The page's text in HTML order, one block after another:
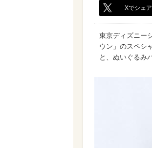
Xでシェア
東京ディズニー
ウン」のスペシ
と、ぬいぐるみ